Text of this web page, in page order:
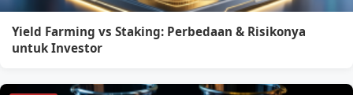
Yield Farming vs Staking: Perbedaan & Risikonya
untuk Investor